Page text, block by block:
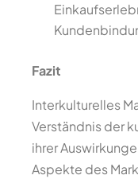
Fazit
Interkulturelles
Verständnis der
ihrer
Aspekte des